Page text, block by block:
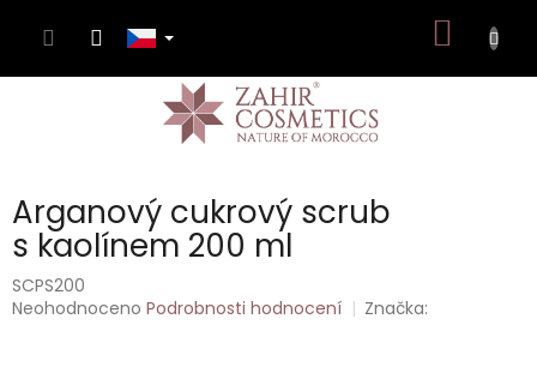
KOŠÍK
Arganový cukrový scrub
s kaolínem 200 ml
SCPS200
Průměrné
Neohodnoceno Podrobnosti hodnocení Značka: